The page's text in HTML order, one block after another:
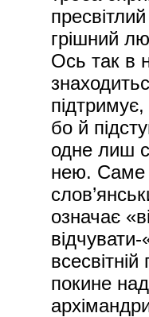
грішний
Ось так в
бо й
одне лиш
нею. Саме
означає
покине